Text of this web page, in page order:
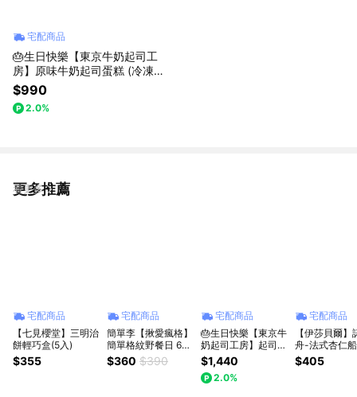
宅配商品
🎂生日快樂【東京牛奶起司工
房】原味牛奶起司蛋糕 (冷凍宅
配｜冷凍保存｜附無造蠟燭乙支)
$990
2.0%
更多推薦
看更多
宅配商品
【七見櫻堂】三明治
餅輕巧盒(5入)
$355
宅配商品
簡單李【揪愛瘋格】
簡單格紋野餐日 6入
盒｜下午茶、夾心餅
乾、伴手禮、交換禮
$360 $390
宅配商品
🎂生日快樂【東京牛
奶起司工房】起司夾
心餅乾+牛奶起司蛋
糕組合 (冷凍宅配｜
附無造蠟燭乙支)
$1,440
2.0%
宅配商品
【伊莎貝爾】
舟-法式杏仁
乾禮盒(奶素) 生日禮
物｜伴手禮｜
$405